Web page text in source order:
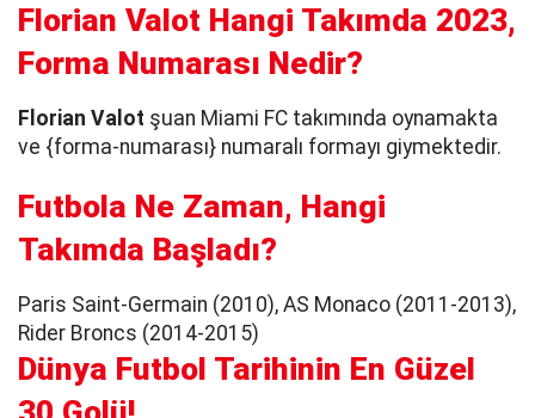
Florian Valot Hangi Takımda 2023,
Forma Numarası Nedir?
Florian Valot şuan Miami FC takımında oynamakta
ve {forma-numarası} numaralı formayı giymektedir.
Futbola Ne Zaman, Hangi
Takımda Başladı?
Paris Saint-Germain (2010), AS Monaco (2011-2013),
Rider Broncs (2014-2015)
Dünya Futbol Tarihinin En Güzel